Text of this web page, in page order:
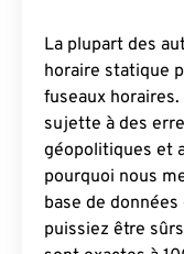
La plupart des
horaire statique
fuseaux
sujette à des
géopolitiques et
pourquoi nous
base de
puissiez être